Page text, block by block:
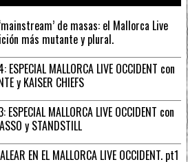
de masas: el Mallorca Live
más mutante y plural.
ESPECIAL MALLORCA LIVE OCCIDENT con
y KAISER CHIEFS
ESPECIAL MALLORCA LIVE OCCIDENT con
y STANDSTILL
EN EL MALLORCA LIVE OCCIDENT. pt1